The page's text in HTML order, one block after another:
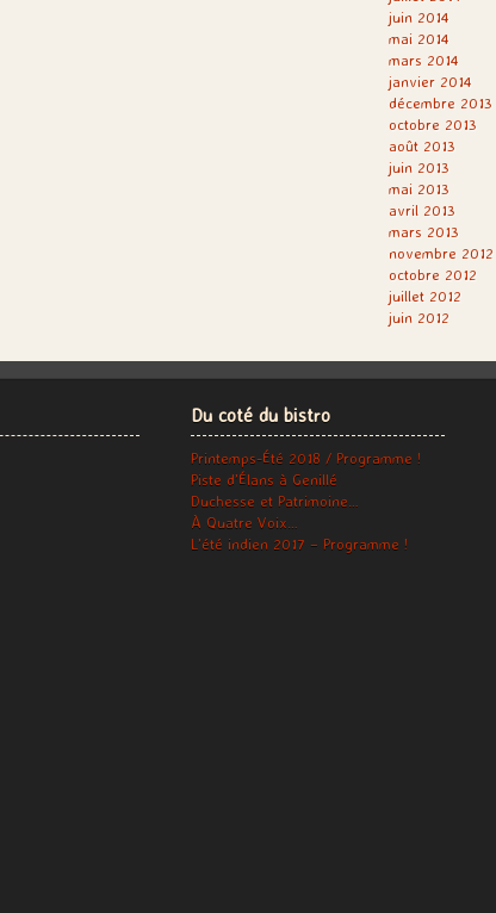
juin 2014
mai 2014
mars 2014
janvier 2014
décembre 2013
octobre 2013
août 2013
juin 2013
mai 2013
avril 2013
mars 2013
novembre 2012
octobre 2012
juillet 2012
juin 2012
Du coté du bistro
Printemps-Été 2018 / Programme !
Piste d’Élans à Genillé
Duchesse et Patrimoine…
À Quatre Voix…
L’été indien 2017 – Programme !